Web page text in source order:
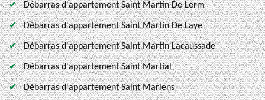
Débarras d'appartement Saint Martin De Lerm
Débarras d'appartement Saint Martin De Laye
Débarras d'appartement Saint Martin Lacaussade
Débarras d'appartement Saint Martial
Débarras d'appartement Saint Mariens